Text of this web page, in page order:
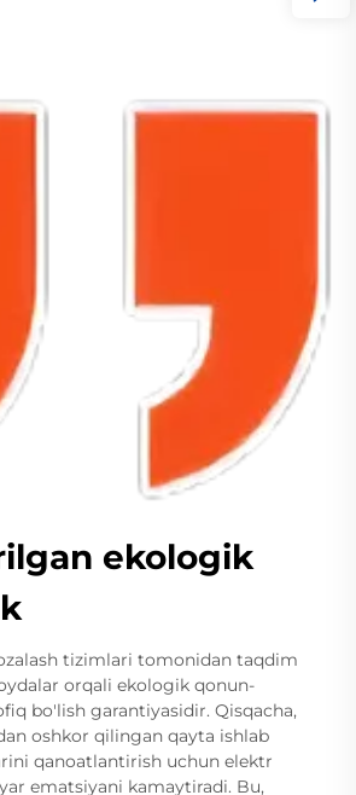
ekologik
tizimlari tomonidan taqdim
orqali ekologik qonun-
bo'lish garantiyasidir. Qisqacha,
oshkor qilingan qayta ishlab
qanoatlantirish uchun elektr
ematsiyani kamaytiradi. Bu,